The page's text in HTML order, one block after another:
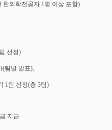
한의학전공자 1명 이상 포함)
선정)
(팀별 발표),
1팀 선정(총 3팀)
지급